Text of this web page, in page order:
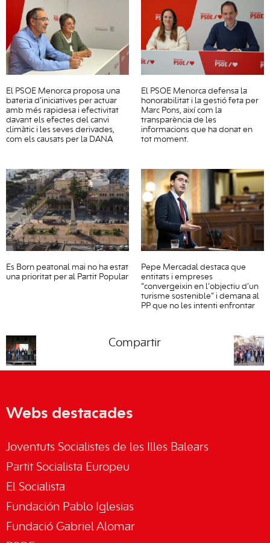
El PSOE Menorca proposa una
bateria d’iniciatives per actuar
amb més rapidesa i efectivitat
davant els efectes del canvi
climàtic i les seves derivades,
com els causats per la DANA
El PSOE Menorca defensa la
honorabilitat i la gestió feta per
Marc Pons, així com la
transparència de les
informacions que ha donat en
tot moment.
Es Born peatonal mai no ha estat
una prioritat per al Partit Popular
Pepe Mercadal destaca que
entitats i empreses
“convergeixin en l’objectiu d’un
turisme sostenible” i demana al
PP que no les intenti enfrontar
Compartir
Webs destacades
Joventuts Socialistes de les Illes Balears
Partit Socialista Europeu
El Socialista
Fundación Pablo Iglesias
Fundació Gabriel Alomar